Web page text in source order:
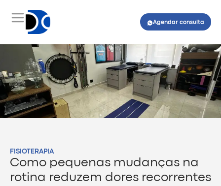
Agendar consulta
FISIOTERAPIA
Como pequenas mudanças na
rotina reduzem dores recorrentes